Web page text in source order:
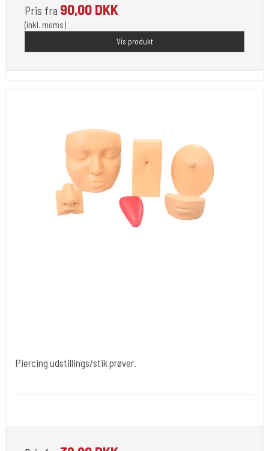
Pris fra 90,00 DKK
(inkl. moms)
Vis produkt
Piercing udstillings/stik prøver.